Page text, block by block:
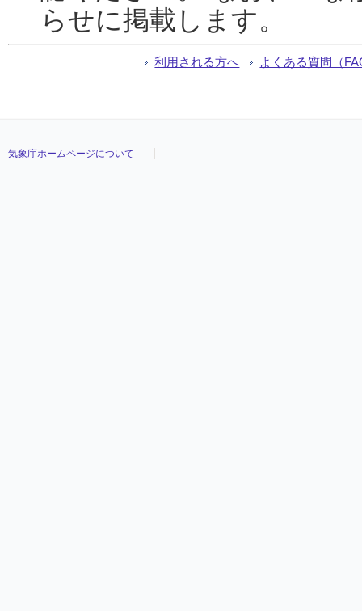
らせに掲載します。
利用される方へ よくある質問（
気象庁ホームページについて